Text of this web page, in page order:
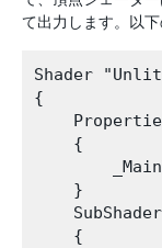
て出力します。以
Shader
{
    {
    }
    SubShader
    {